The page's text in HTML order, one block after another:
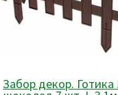
Азотно-